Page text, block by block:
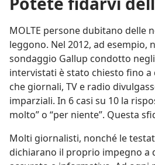
MOLTE persone dubitano delle
leggono. Nel 2012, ad esempio,
sondaggio Gallup condotto
intervistati è stato chiesto fino a
che giornali, TV e radio
imparziali. In 6 casi su 10 la
molto” o “per niente”. Questa
Molti giornalisti, nonché le
dichiarano il proprio impegno a